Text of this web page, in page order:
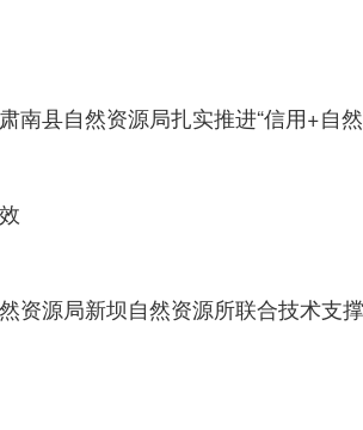
县自然资源局扎实推进“信用+自
源局新坝自然资源所联合技术支